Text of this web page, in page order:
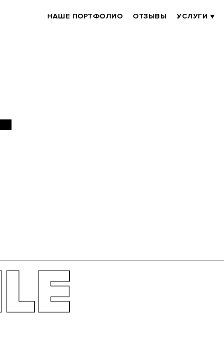
BRANDER
НАШЕ ПОРТФОЛИО ОТЗЫВЫ УСЛУГИ